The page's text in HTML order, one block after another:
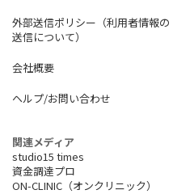
外部送信ポリシー（利用者情報の
送信について）
会社概要
ヘルプ/お問い合わせ
関連メディア
studio15 times
資金調達プロ
ON-CLINIC（オンクリニック）